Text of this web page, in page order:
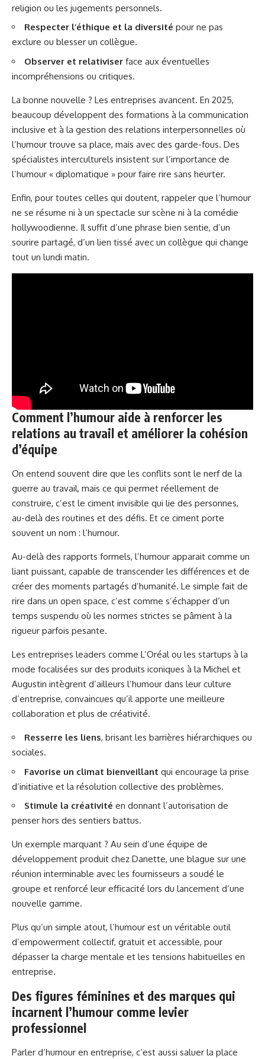
religion ou les jugements personnels.
Respecter l’éthique et la diversité pour ne pas
exclure ou blesser un collègue.
Observer et relativiser face aux éventuelles
incompréhensions ou critiques.
La bonne nouvelle ? Les entreprises avancent. En 2025,
beaucoup développent des formations à la communication
inclusive et à la gestion des relations interpersonnelles où
l’humour trouve sa place, mais avec des garde-fous. Des
spécialistes interculturels insistent sur l’importance de
l’humour « diplomatique » pour faire rire sans heurter.
Enfin, pour toutes celles qui doutent, rappeler que l’humour
ne se résume ni à un spectacle sur scène ni à la comédie
hollywoodienne. Il suffit d’une phrase bien sentie, d’un
sourire partagé, d’un lien tissé avec un collègue qui change
tout un lundi matin.
Comment l’humour aide à renforcer les
relations au travail et améliorer la cohésion
d’équipe
On entend souvent dire que les conflits sont le nerf de la
guerre au travail, mais ce qui permet réellement de
construire, c’est le ciment invisible qui lie des personnes,
au-delà des routines et des défis. Et ce ciment porte
souvent un nom : l’humour.
Au-delà des rapports formels, l’humour apparait comme un
liant puissant, capable de transcender les différences et de
créer des moments partagés d’humanité. Le simple fait de
rire dans un open space, c’est comme s’échapper d’un
temps suspendu où les normes strictes se pâment à la
rigueur parfois pesante.
Les entreprises leaders comme L’Oréal ou les startups à la
mode focalisées sur des produits iconiques à la Michel et
Augustin intègrent d’ailleurs l’humour dans leur culture
d’entreprise, convaincues qu’il apporte une meilleure
collaboration et plus de créativité.
Resserre les liens, brisant les barrières hiérarchiques ou
sociales.
Favorise un climat bienveillant qui encourage la prise
d’initiative et la résolution collective des problèmes.
Stimule la créativité en donnant l’autorisation de
penser hors des sentiers battus.
Un exemple marquant ? Au sein d’une équipe de
développement produit chez Danette, une blague sur une
réunion interminable avec les fournisseurs a soudé le
groupe et renforcé leur efficacité lors du lancement d’une
nouvelle gamme.
Plus qu’un simple atout, l’humour est un véritable outil
d’empowerment collectif, gratuit et accessible, pour
dépasser la charge mentale et les tensions habituelles en
entreprise.
Des figures féminines et des marques qui
incarnent l’humour comme levier
professionnel
Parler d’humour en entreprise, c’est aussi saluer la place